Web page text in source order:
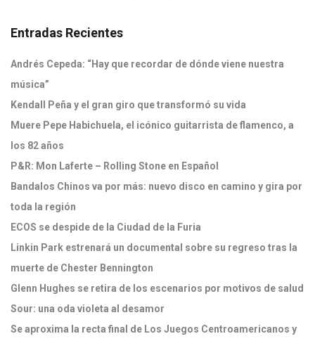
Entradas Recientes
Andrés Cepeda: “Hay que recordar de dónde viene nuestra
música”
Kendall Peña y el gran giro que transformó su vida
Muere Pepe Habichuela, el icónico guitarrista de flamenco, a
los 82 años
P&R: Mon Laferte – Rolling Stone en Español
Bandalos Chinos va por más: nuevo disco en camino y gira por
toda la región
ECOS se despide de la Ciudad de la Furia
Linkin Park estrenará un documental sobre su regreso tras la
muerte de Chester Bennington
Glenn Hughes se retira de los escenarios por motivos de salud
Sour: una oda violeta al desamor
Se aproxima la recta final de Los Juegos Centroamericanos y